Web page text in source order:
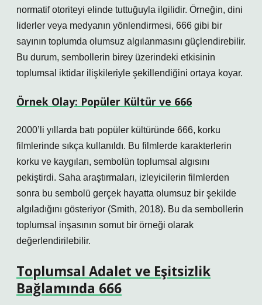
normatif otoriteyi elinde tuttuğuyla ilgilidir. Örneğin, dini
liderler veya medyanın yönlendirmesi, 666 gibi bir
sayının toplumda olumsuz algılanmasını güçlendirebilir.
Bu durum, sembollerin birey üzerindeki etkisinin
toplumsal iktidar ilişkileriyle şekillendiğini ortaya koyar.
Örnek Olay: Popüler Kültür ve 666
2000’li yıllarda batı popüler kültüründe 666, korku
filmlerinde sıkça kullanıldı. Bu filmlerde karakterlerin
korku ve kaygıları, sembolün toplumsal algısını
pekiştirdi. Saha araştırmaları, izleyicilerin filmlerden
sonra bu sembolü gerçek hayatta olumsuz bir şekilde
algıladığını gösteriyor (Smith, 2018). Bu da sembollerin
toplumsal inşasının somut bir örneği olarak
değerlendirilebilir.
Toplumsal Adalet ve Eşitsizlik
Bağlamında 666